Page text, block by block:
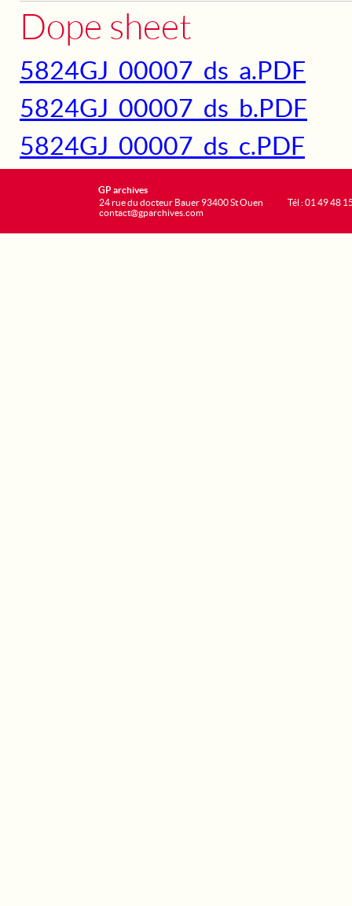
Dope sheet
5824GJ_00007_ds_a.PDF
5824GJ_00007_ds_b.PDF
5824GJ_00007_ds_c.PDF
GP archives
24 rue du docteur Bauer 93400 St Ouen
contact@gparchives.com
Tél : 01 49 48